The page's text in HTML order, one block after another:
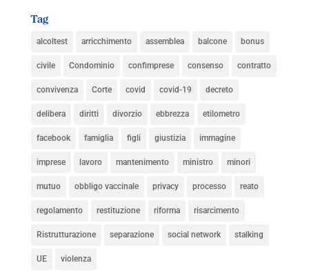
Tag
alcoltest arricchimento assemblea balcone bonus
civile Condominio confimprese consenso contratto
convivenza Corte covid covid-19 decreto
delibera diritti divorzio ebbrezza etilometro
facebook famiglia figli giustizia immagine
imprese lavoro mantenimento ministro minori
mutuo obbligo vaccinale privacy processo reato
regolamento restituzione riforma risarcimento
Ristrutturazione separazione social network stalking
UE violenza